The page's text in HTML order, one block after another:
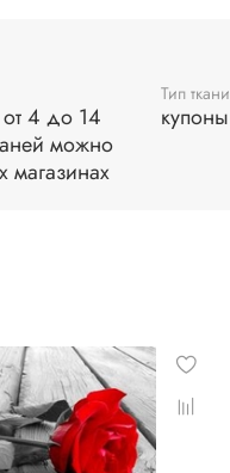
от 4 до 14
можно
магазинах
Тип ткани
купоны